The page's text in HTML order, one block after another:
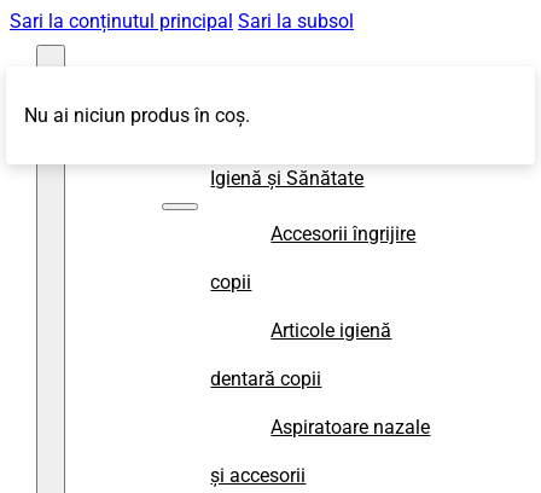
Sari la conținutul principal Sari la subsol
Igienă și Sănătate
Accesorii îngrijire
copii
Articole igienă
dentară copii
Aspiratoare nazale
și accesorii
Nu ai niciun produs în coș.